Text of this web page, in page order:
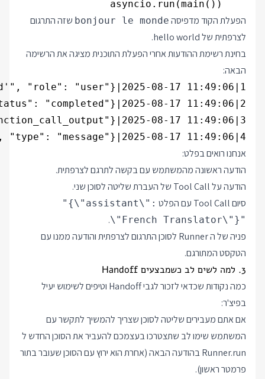
הפעלת הקוד מדפיסה bonjour le monde שזה התרגום
לצרפתית של hello world.
בחינת רשימת ההודעות אחרי הפעלת התוכנית מציגה את הרשימה
הבאה:
4|handoffs|{"id": "msg_68a1c1b27324819892a9f00a9d0b95f50e79e771496ac495", "content": [{"annotations": [], "text": "'hello world' se traduit par 'bonjour le monde'.", "type": "output_text", "logprobs": []}], "role": "assistant", "status": "completed", "type": "message"}|2025-08-17 11:49:06
אנחנו רואים בפלט:
הודעה ראשונה מהמשתמש עם בקשה לתרגם לצרפתית.
הודעה על Tool Call של העברת שליטה לסוכן שני.
סיום Tool Call עם הפלט
"{\"assistant\":
\"French Translator\"}"
.
פניה של ה Runner לסוכן התרגום לצרפתית והודעה ממנו עם
הטקסט המתורגם.
3. למה לשים לב כשמבצעים Handoff
כמה נקודות שכדאי לזכור לגבי Handoff וטיפים לשימוש יעיל
בפיצ'ר:
אם אתם מעבירים שליטה לסוכן שצריך להמשיך לתקשר עם
המשתמש שימו לב שתצטרכו בעצמכם להעביר את הסוכן החדש ל
Runner.run בהודעה הבאה (אחרת הוא ירוץ עם הסוכן שעובר בתור
פרמטר ראשון).